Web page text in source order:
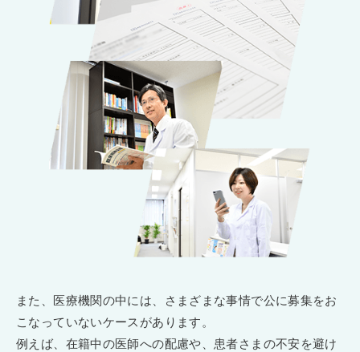
また、医療機関の中には、さまざまな事情で公に募集をお
こなっていないケースがあります。
例えば、在籍中の医師への配慮や、患者さまの不安を避け